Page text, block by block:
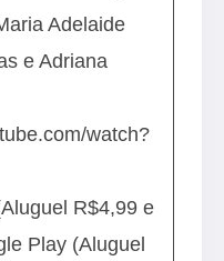
Adelaide
e Adriana
watch?
R$4,99 e
Play (Aluguel